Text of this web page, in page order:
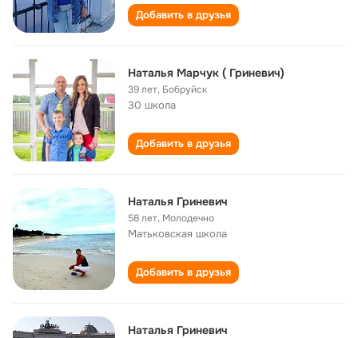
Добавить в друзья
Наталья Марчук ( Гриневич)
39 лет, Бобруйск
30 школа
Добавить в друзья
Наталья Гриневич
58 лет, Молодечно
Матьковская школа
Добавить в друзья
Наталья Гриневич